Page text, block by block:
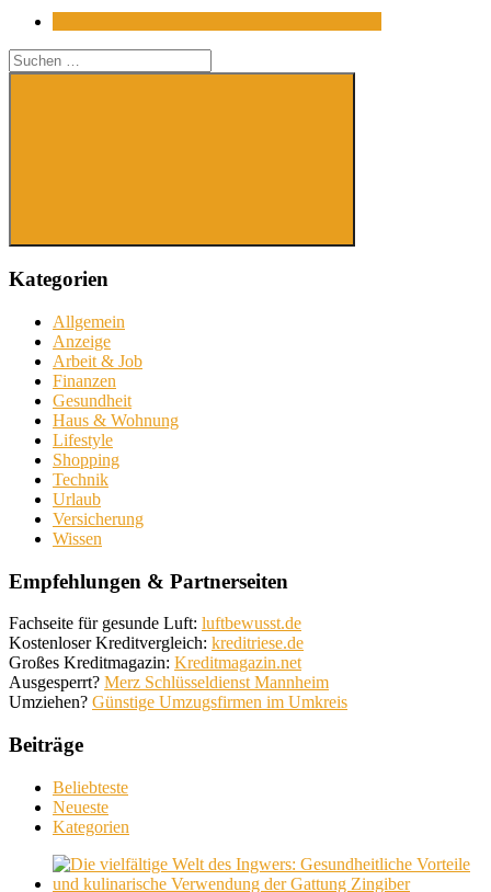
Suchen
nach:
Suchen
Kategorien
Allgemein
Anzeige
Arbeit & Job
Finanzen
Gesundheit
Haus & Wohnung
Lifestyle
Shopping
Technik
Urlaub
Versicherung
Wissen
Empfehlungen & Partnerseiten
Fachseite für gesunde Luft: luftbewusst.de
Kostenloser Kreditvergleich: kreditriese.de
Großes Kreditmagazin: Kreditmagazin.net
Ausgesperrt? Merz Schlüsseldienst Mannheim
Umziehen? Günstige Umzugsfirmen im Umkreis
Beiträge
Beliebteste
Neueste
Kategorien